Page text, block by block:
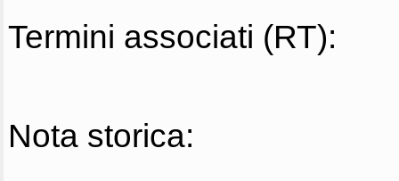
Termini associati (RT):
Nota storica: